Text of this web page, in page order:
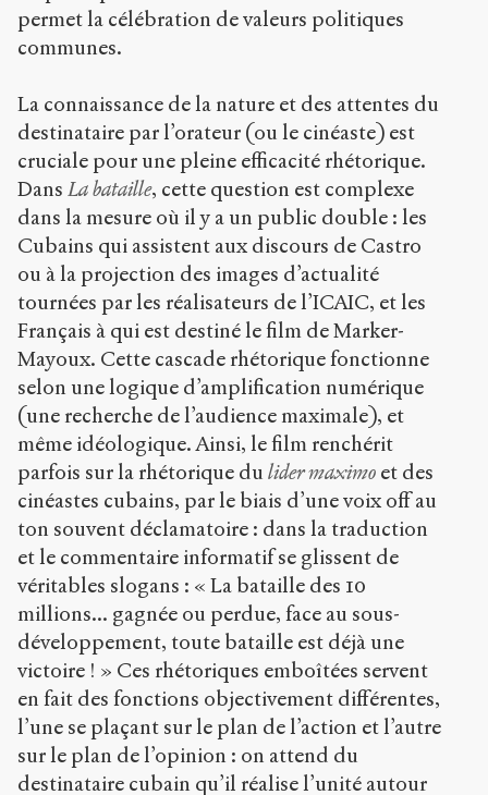
permet la célébration de valeurs politiques
communes.
La connaissance de la nature et des attentes du
destinataire par l’orateur (ou le cinéaste) est
cruciale pour une pleine efficacité rhétorique.
Dans La bataille, cette question est complexe
dans la mesure où il y a un public double : les
Cubains qui assistent aux discours de Castro
ou à la projection des images d’actualité
tournées par les réalisateurs de l’ICAIC, et les
Français à qui est destiné le film de Marker-
Mayoux. Cette cascade rhétorique fonctionne
selon une logique d’amplification numérique
(une recherche de l’audience maximale), et
même idéologique. Ainsi, le film renchérit
parfois sur la rhétorique du lider maximo et des
cinéastes cubains, par le biais d’une voix off au
ton souvent déclamatoire : dans la traduction
et le commentaire informatif se glissent de
véritables slogans : « La bataille des 10
millions... gagnée ou perdue, face au sous-
développement, toute bataille est déjà une
victoire ! » Ces rhétoriques emboîtées servent
en fait des fonctions objectivement différentes,
l’une se plaçant sur le plan de l’action et l’autre
sur le plan de l’opinion : on attend du
destinataire cubain qu’il réalise l’unité autour